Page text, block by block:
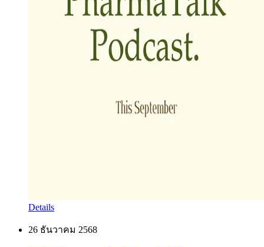
Details
26 ธันวาคม 2568